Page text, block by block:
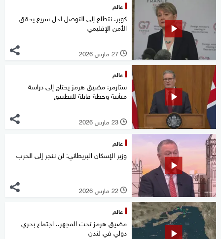
عالم
كوبر: نتطلع إلى التوصل لحل سريع يحقق
الأمن الإقليمي
l 27 مارس 2026
عالم
ستارمر: مضيق هرمز يحتاج إلى دراسة
متأنية وخطة قابلة للتطبيق
l 23 مارس 2026
عالم
وزير الإسكان البريطاني: لن ننجر إلى الحرب
l 22 مارس 2026
عالم
مضيق هرمز تحت المجهر.. اجتماع بحري
دولي في لندن